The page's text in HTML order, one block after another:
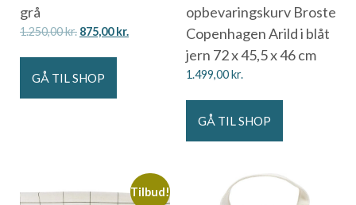
grå
1.250,00kr. 875,00kr.
GÅ TIL SHOP
opbevaringskurv Broste
Copenhagen Arild i blåt
jern 72 x 45,5 x 46 cm
1.499,00kr.
GÅ TIL SHOP
Tilbud!